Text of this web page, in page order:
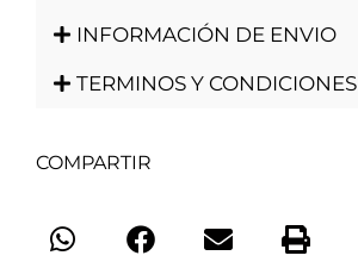
INFORMACIÓN DE ENVIO
TERMINOS Y CONDICIONES
COMPARTIR